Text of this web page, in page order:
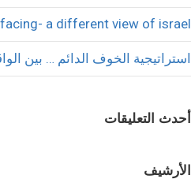
a different view of israel
استراتيجية الخوف الدائم … بين
أحدث التعليقات
الأرشيف